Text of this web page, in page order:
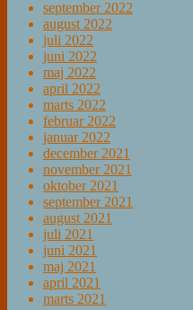
september 2022
august 2022
juli 2022
juni 2022
maj 2022
april 2022
marts 2022
februar 2022
januar 2022
december 2021
november 2021
oktober 2021
september 2021
august 2021
juli 2021
juni 2021
maj 2021
april 2021
marts 2021